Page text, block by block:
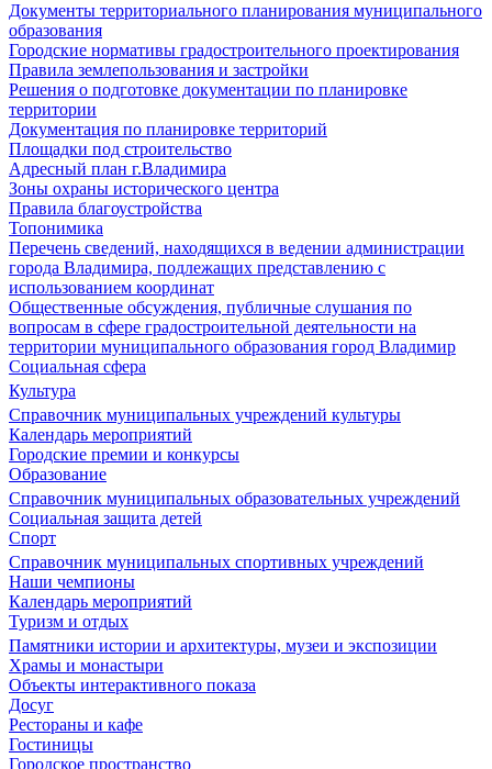
Документы территориального планирования муниципального
образования
Городские нормативы градостроительного проектирования
Правила землепользования и застройки
Решения о подготовке документации по планировке
территории
Документация по планировке территорий
Площадки под строительство
Адресный план г.Владимира
Зоны охраны исторического центра
Правила благоустройства
Топонимика
Перечень сведений, находящихся в ведении администрации
города Владимира, подлежащих представлению с
использованием координат
Общественные обсуждения, публичные слушания по
вопросам в сфере градостроительной деятельности на
территории муниципального образования город Владимир
Социальная сфера
Культура
Справочник муниципальных учреждений культуры
Календарь мероприятий
Городские премии и конкурсы
Образование
Справочник муниципальных образовательных учреждений
Социальная защита детей
Спорт
Справочник муниципальных спортивных учреждений
Наши чемпионы
Календарь мероприятий
Туризм и отдых
Памятники истории и архитектуры, музеи и экспозиции
Храмы и монастыри
Объекты интерактивного показа
Досуг
Рестораны и кафе
Гостиницы
Городское пространство